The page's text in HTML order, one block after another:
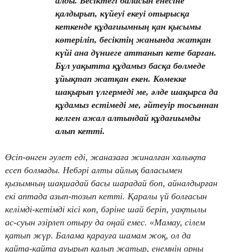
қалдырып, күйеуі екеуі отырысқа
кеткенде құдағиымның қан қысымы
көтеріліп, бесіктің жанында жатқан
күйі ана дүниеге аттанып кете барған.
Бұл уақытта құдамыз басқа бөлмеде
ұйықтап жатқан екен. Көмекке
шақырып үлгермеді ме, әлде шақырса да
құдамыз естімеді ме, әйтеуір тосыннан
келген ажал алтындай құдағиымды
алып кетті.
Өсіп-өнген әулет еді, жаназаға жиналған халықта
есеп болмады. Небәрі алты айлық баласымен
қызымның шақшадай басы шарадай боп, айналдырған
екі аптада азып-тозып кетті. Қаралы үй болғасын
келімді-кетімді кісі көп, бәріне шай беріп, уақтылы
ас-суын әзірлеп отыру да оңай емес. «Мамау, сілем
қатып жүр. Балама қарауға шамам жоқ, ол да
қайта-қайта ауырып қалып жатыр, енемнің орны